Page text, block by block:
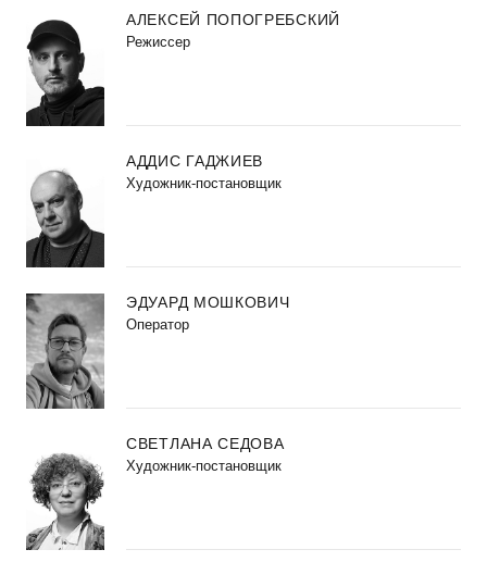
АЛЕКСЕЙ ПОПОГРЕБСКИЙ
Режиссер
АДДИС ГАДЖИЕВ
Художник-постановщик
ЭДУАРД МОШКОВИЧ
Оператор
СВЕТЛАНА СЕДОВА
Художник-постановщик